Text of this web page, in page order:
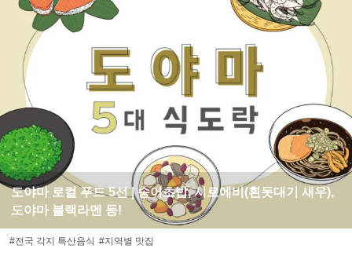
도야마 로컬 푸드 5선 | 송어초밥, 시로에비(흰돗대기 새우),
도야마 블랙라멘 등!
#전국 각지 특산음식 #지역별 맛집